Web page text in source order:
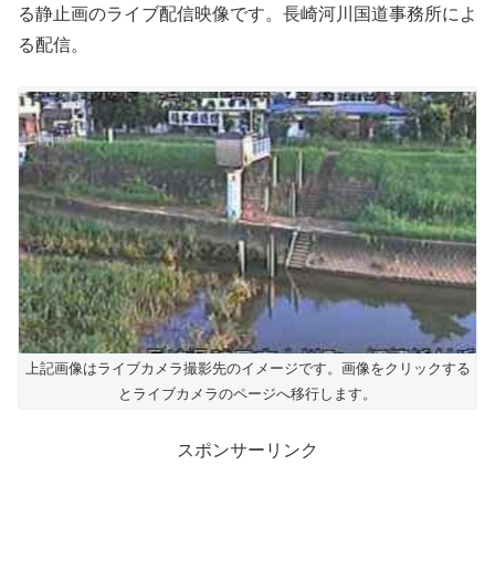
る静止画のライブ配信映像です。長崎河川国道事務所によ
る配信。
上記画像はライブカメラ撮影先のイメージです。画像をクリックする
とライブカメラのページへ移行します。
スポンサーリンク